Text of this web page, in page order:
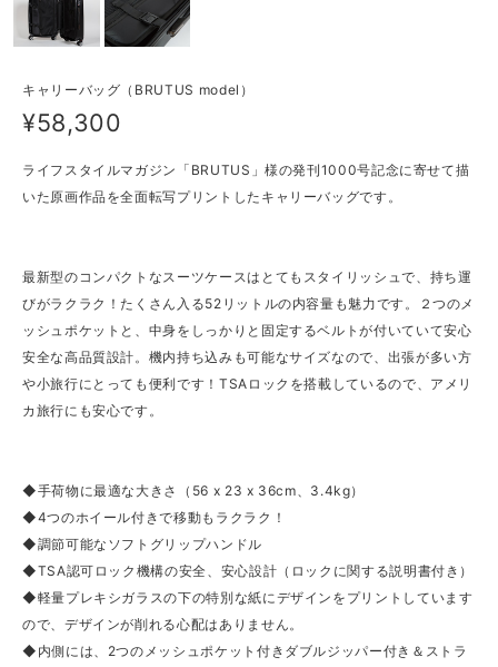
キャリーバッグ（BRUTUS model）
¥58,300
ライフスタイルマガジン「BRUTUS」様の発刊1000号記念に寄せて描
いた原画作品を全面転写プリントしたキャリーバッグです。
最新型のコンパクトなスーツケースはとてもスタイリッシュで、持ち運
びがラクラク！たくさん入る52リットルの内容量も魅力です。２つのメ
ッシュポケットと、中身をしっかりと固定するベルトが付いていて安心
安全な高品質設計。機内持ち込みも可能なサイズなので、出張が多い方
や小旅行にとっても便利です！TSAロックを搭載しているので、アメリ
カ旅行にも安心です。
◆手荷物に最適な大きさ（56 x 23 x 36cm、3.4kg）
◆4つのホイール付きで移動もラクラク！
◆調節可能なソフトグリップハンドル
◆TSA認可ロック機構の安全、安心設計（ロックに関する説明書付き）
◆軽量プレキシガラスの下の特別な紙にデザインをプリントしています
ので、デザインが削れる心配はありません。
◆内側には、2つのメッシュポケット付きダブルジッパー付き＆ストラ